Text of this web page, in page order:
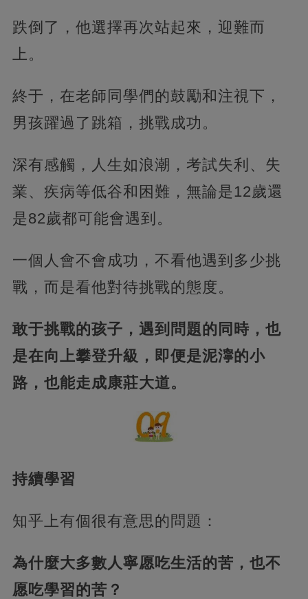
跌倒了，他選擇再次站起來，迎難而
上。
終于，在老師同學們的鼓勵和注視下，
男孩躍過了跳箱，挑戰成功。
深有感觸，人生如浪潮，考試失利、失
業、疾病等低谷和困難，無論是12歲還
是82歲都可能會遇到。
一個人會不會成功，不看他遇到多少挑
戰，而是看他對待挑戰的態度。
敢于挑戰的孩子，遇到問題的同時，也
是在向上攀登升級，即便是泥濘的小
路，也能走成康莊大道。
持續學習
知乎上有個很有意思的問題：
為什麼大多數人寧愿吃生活的苦，也不
愿吃學習的苦？